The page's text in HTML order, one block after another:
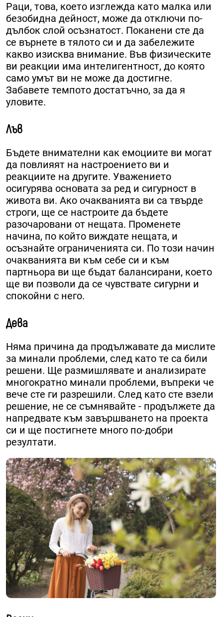
Раци, това, което изглежда като малка или
безобидна дейност, може да отключи по-
дълбок слой осъзнатост. Поканени сте да
се върнете в тялото си и да забележите
какво изисква внимание. Във физическите
ви реакции има интелигентност, до която
само умът ви не може да достигне.
Забавете темпото достатъчно, за да я
уловите.
Лъв
Бъдете внимателни как емоциите ви могат
да повлияят на настроението ви и
реакциите на другите. Уважението
осигурява основата за ред и сигурност в
живота ви. Ако очакванията ви са твърде
строги, ще се настроите да бъдете
разочаровани от нещата. Променете
начина, по който виждате нещата, и
осъзнайте ограниченията си. По този начин
очакванията ви към себе си и към
партньора ви ще бъдат балансирани, което
ще ви позволи да се чувствате сигурни и
спокойни с него.
Дева
Няма причина да продължавате да мислите
за минали проблеми, след като те са били
решени. Ще размишлявате и анализирате
многократно минали проблеми, въпреки че
вече сте ги разрешили. След като сте взели
решение, не се съмнявайте - продължете да
напредвате към завършването на проекта
си и ще постигнете много по-добри
резултати.